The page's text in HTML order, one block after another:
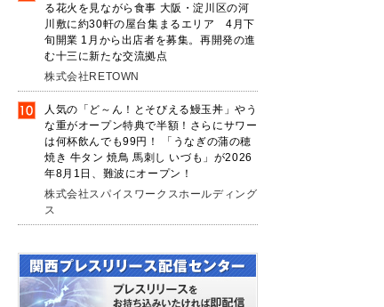
る花火を見ながら食事 大阪・淀川区の河
川敷に約30軒の屋台集まるエリア 4月下
旬開業 1月から出店者を募集。再開発の進
む十三に新たな交流拠点
株式会社RETOWN
人気の「ど～ん！とそびえる鰻玉丼」やう
な重がオープン特典で半額！さらにサワー
は何杯飲んでも99円！ 「うなぎの蒲の穂
焼き 牛タン 焼鳥 馬刺し いづも」が2026
年8月1日、難波にオープン！
株式会社スパイスワークスホールディング
ス